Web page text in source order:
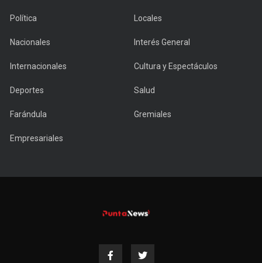
Política Locales
Nacionales Interés General
Internacionales Cultura y Espectáculos
Deportes Salud
Farándula Gremiales
Empresariales